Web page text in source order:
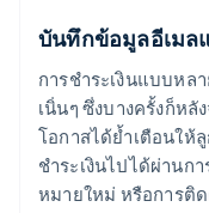
บันทึกข้อมูลอีเมล
การชำระเงินแบบหล
เนิ่นๆ ซึ่งบางครั้งก็ห
โอกาสได้ย้ำเตือนให้
ชำระเงินไปได้ผ่านก
หมายใหม่ หรือการติ